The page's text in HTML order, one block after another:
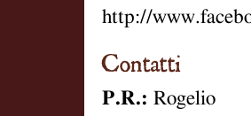
http://
P.R.: Rogelio